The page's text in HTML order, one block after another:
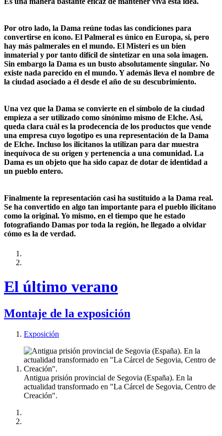
Por otro lado, la Dama reúne todas las condiciones para
convertirse en icono. El Palmeral es único en Europa, sí, pero
hay más palmerales en el mundo. El Misteri es un bien
inmaterial y por tanto difícil de sintetizar en una sola imagen.
Sin embargo la Dama es un busto absolutamente singular. No
existe nada parecido en el mundo. Y además lleva el nombre de
la ciudad asociado a él desde el año de su descubrimiento.
Una vez que la Dama se convierte en el símbolo de la ciudad
empieza a ser utilizado como sinónimo mismo de Elche. Así,
queda clara cuál es la prodecencia de los productos que vende
una empresa cuyo logotipo es una representación de la Dama
de Elche. Incluso los ilicitanos la utilizan para dar muestra
inequívoca de su origen y pertenencia a una comunidad. La
Dama es un objeto que ha sido capaz de dotar de identidad a
un pueblo entero.
Finalmente la representación casi ha sustituido a la Dama real.
Se ha convertido en algo tan importante para el pueblo ilicitano
como la original. Yo mismo, en el tiempo que he estado
fotografiando Damas por toda la región, he llegado a olvidar
cómo es la de verdad.
El último verano
Montaje de la exposición
Exposición
Antigua prisión provincial de Segovia (España). En la
actualidad transformado en "La Cárcel de Segovia, Centro de
Creación".